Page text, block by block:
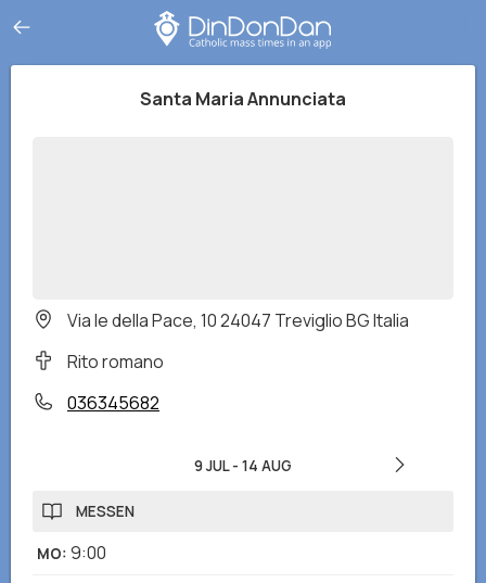
Santa Maria Annunciata
Via le della Pace, 10 24047 Treviglio BG Italia
Rito romano
036345682
9 JUL- 14 AUG
MESSEN
MO: 9:00